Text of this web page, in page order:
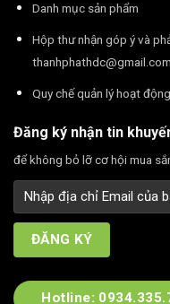
Danh mục sản phẩm
Hộp thư nhận góp ý và
thanhphathdc@gmail.com
Quy chế quản lý hoạt động
Đăng ký nhận tin
để không bỏ lỡ cơ hội mua
Hotline: